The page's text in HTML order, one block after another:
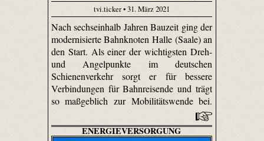
tvi.ticker • 31. März 2021
Nach sechseinhalb Jahren Bauzeit ging der
modernisierte Bahnknoten Halle (Saale) an
den Start. Als einer der wichtigsten Dreh-
und Angelpunkte im deutschen
Schienenverkehr sorgt er für bessere
Verbindungen für Bahnreisende und trägt
so maßgeblich zur Mobilitätswende bei.
ENERGIEVERSORGUNG